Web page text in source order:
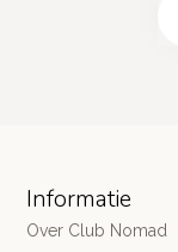
Informatie
Over Club Nomad